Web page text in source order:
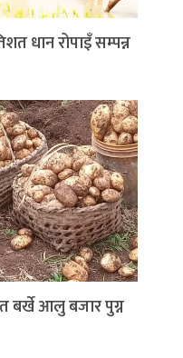
धान रोपाइँ सम्पन्न
बर्खे आलु बजार पुग्न